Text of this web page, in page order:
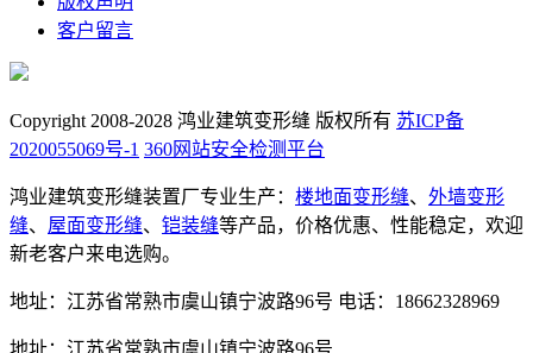
客户留言
Copyright 2008-2028 鸿业建筑变形缝 版权所有 苏ICP备
2020055069号-1 360网站安全检测平台
鸿业建筑变形缝装置厂专业生产： 楼地面变形缝、 外墙变形
缝、 屋面变形缝、 铠装缝等产品，价格优惠、性能稳定，欢迎
新老客户来电选购。
地址：江苏省常熟市虞山镇宁波路96号 电话：18662328969
地址：江苏省常熟市虞山镇宁波路96号